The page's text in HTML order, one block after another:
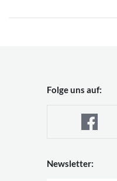
Folge uns auf:
Newsletter: